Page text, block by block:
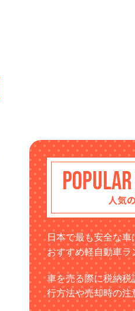
人気
日本で最も安全な
おすすめ軽自動車ラ
車を売る際に税納
行方法や売却時の注